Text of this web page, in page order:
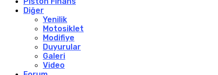
Diğer
Yenilik
Motosiklet
Modifiye
Duyurular
Galeri
Video